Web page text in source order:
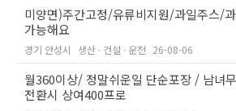
미양면)주간고정/유류비지원/과일주스/
가능해요
경기 안성시 생산 · 건설 · 운전 26-08-06
월360이상/ 정말쉬운일 단순포장 / 남녀
전환시 상여400프로